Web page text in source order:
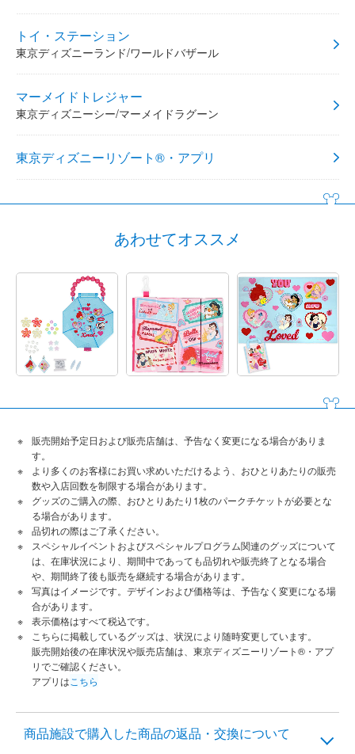
トイ・ステーション
東京ディズニーランド/ワールドバザール
マーメイドトレジャー
東京ディズニーシー/マーメイドラグーン
東京ディズニーリゾート®・アプリ
あわせてオススメ
販売開始予定日および販売店舗は、予告なく変更になる場合がありま
す。
より多くのお客様にお買い求めいただけるよう、おひとりあたりの販売
数や入店回数を制限する場合があります。
グッズのご購入の際、おひとりあたり1枚のパークチケットが必要とな
る場合があります。
品切れの際はご了承ください。
スペシャルイベントおよびスペシャルプログラム関連のグッズについて
は、在庫状況により、期間中であっても品切れや販売終了となる場合
や、期間終了後も販売を継続する場合があります。
写真はイメージです。デザインおよび価格等は、予告なく変更になる場
合があります。
表示価格はすべて税込です。
こちらに掲載しているグッズは、状況により随時変更しています。
販売開始後の在庫状況や販売店舗は、東京ディズニーリゾート®・アプ
リでご確認ください。
アプリは こちら
商品施設で購入した商品の返品・交換について